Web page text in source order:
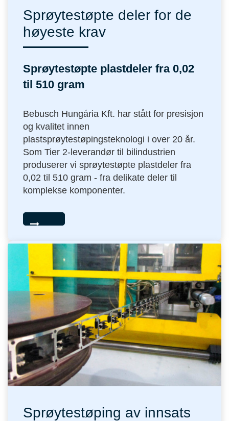
Sprøytestøpte deler for de
høyeste krav
Sprøytestøpte plastdeler fra 0,02
til 510 gram
Bebusch Hungária Kft. har stått for presisjon
og kvalitet innen
plastsprøytestøpingsteknologi i over 20 år.
Som Tier 2-leverandør til bilindustrien
produserer vi sprøytestøpte plastdeler fra
0,02 til 510 gram - fra delikate deler til
komplekse komponenter.
Sprøytestøping av innsats